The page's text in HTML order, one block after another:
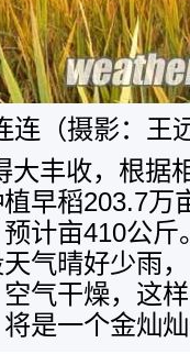
连（摄影：王
大丰收，根据
早稻203.7万
计亩410公
气晴好少雨
气干燥，这
是一个金灿